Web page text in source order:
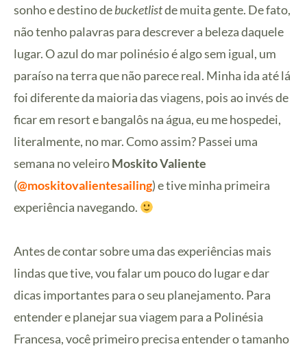
sonho e destino debucketlistde muita gente. De fato,
não tenho palavras para descrever a beleza daquele
lugar. O azul do mar polinésio é algo sem igual, um
paraíso na terra que não parece real. Minha ida até lá
foi diferente da maioria das viagens, pois ao invés de
ficar em resort e bangalôs na água, eu me hospedei,
literalmente, no mar. Como assim? Passei uma
semana no veleiroMoskito Valiente
(@moskitovalientesailing) e tive minha primeira
experiência navegando.
Antes de contar sobre uma das experiências mais
lindas que tive, vou falar um pouco do lugar e dar
dicas importantes para o seu planejamento. Para
entender e planejar sua viagem para a Polinésia
Francesa, você primeiro precisa entender o tamanho